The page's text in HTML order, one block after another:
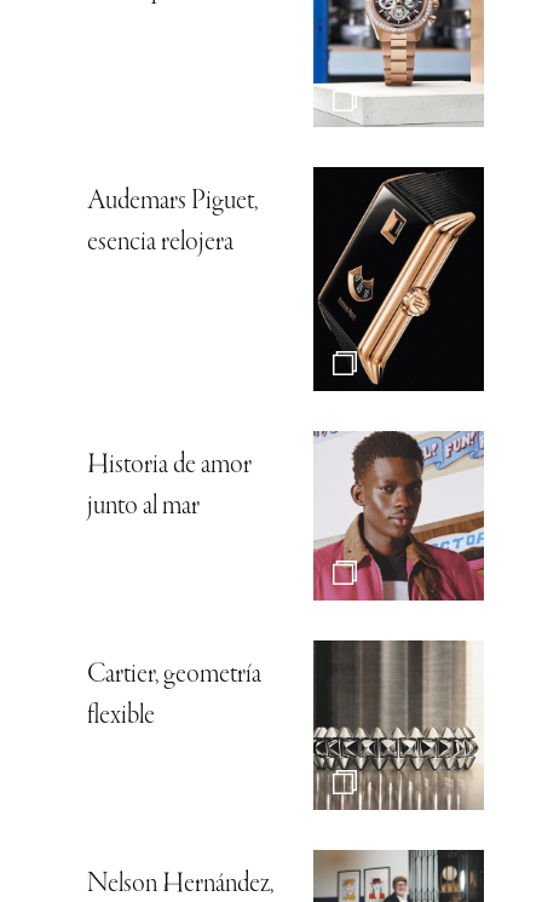
Audemars Piguet,
esencia relojera
Historia de amor
junto al mar
Cartier, geometría
flexible
Nelson Hernández,